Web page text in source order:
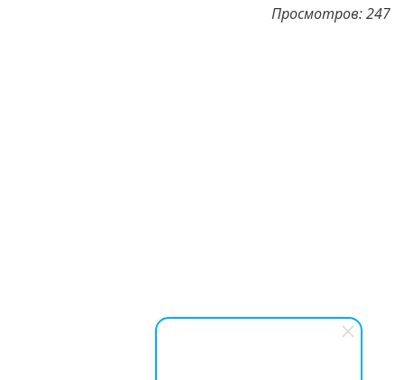
Просмотров: 247